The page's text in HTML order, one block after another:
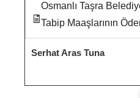
Osmanlı Taşra
Tabip Maaşlarının
Serhat Aras Tuna